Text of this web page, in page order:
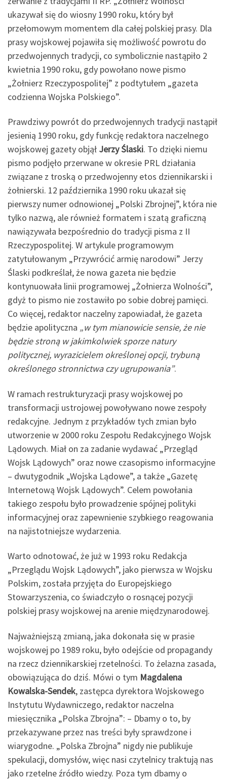
ukazywał się do wiosny 1990 roku, który był
przełomowym momentem dla całej polskiej prasy. Dla
prasy wojskowej pojawiła się możliwość powrotu do
przedwojennych tradycji, co symbolicznie nastąpiło 2
kwietnia 1990 roku, gdy powołano nowe pismo
„Żołnierz Rzeczypospolitej” z podtytułem „gazeta
codzienna Wojska Polskiego”.
Prawdziwy powrót do przedwojennych tradycji nastąpił
jesienią 1990 roku, gdy funkcję redaktora naczelnego
wojskowej gazety objął Jerzy Ślaski. To dzięki niemu
pismo podjęło przerwane w okresie PRL działania
związane z troską o przedwojenny etos dziennikarski i
żołnierski. 12 października 1990 roku ukazał się
pierwszy numer odnowionej „Polski Zbrojnej”, która nie
tylko nazwą, ale również formatem i szatą graficzną
nawiązywała bezpośrednio do tradycji pisma z II
Rzeczypospolitej. W artykule programowym
zatytułowanym „Przywrócić armię narodowi” Jerzy
Ślaski podkreślał, że nowa gazeta nie będzie
kontynuowała linii programowej „Żołnierza Wolności”,
gdyż to pismo nie zostawiło po sobie dobrej pamięci.
Co więcej, redaktor naczelny zapowiadał, że gazeta
będzie apolityczna „w tym mianowicie sensie, że nie
będzie stroną w jakimkolwiek sporze natury
politycznej, wyrazicielem określonej opcji, trybuną
określonego stronnictwa czy ugrupowania”.
W ramach restrukturyzacji prasy wojskowej po
transformacji ustrojowej powoływano nowe zespoły
redakcyjne. Jednym z przykładów tych zmian było
utworzenie w 2000 roku Zespołu Redakcyjnego Wojsk
Lądowych. Miał on za zadanie wydawać „Przegląd
Wojsk Lądowych” oraz nowe czasopismo informacyjne
– dwutygodnik „Wojska Lądowe”, a także „Gazetę
Internetową Wojsk Lądowych”. Celem powołania
takiego zespołu było prowadzenie spójnej polityki
informacyjnej oraz zapewnienie szybkiego reagowania
na najistotniejsze wydarzenia.
Warto odnotować, że już w 1993 roku Redakcja
„Przeglądu Wojsk Lądowych”, jako pierwsza w Wojsku
Polskim, została przyjęta do Europejskiego
Stowarzyszenia, co świadczyło o rosnącej pozycji
polskiej prasy wojskowej na arenie międzynarodowej.
Najważniejszą zmianą, jaka dokonała się w prasie
wojskowej po 1989 roku, było odejście od propagandy
na rzecz dziennikarskiej rzetelności. To żelazna zasada,
obowiązująca do dziś. Mówi o tym Magdalena
Kowalska-Sendek, zastępca dyrektora Wojskowego
Instytutu Wydawniczego, redaktor naczelna
miesięcznika „Polska Zbrojna”: – Dbamy o to, by
przekazywane przez nas treści były sprawdzone i
wiarygodne. „Polska Zbrojna” nigdy nie publikuje
spekulacji, domysłów, więc nasi czytelnicy traktują nas
jako rzetelne źródło wiedzy. Poza tym dbamy o